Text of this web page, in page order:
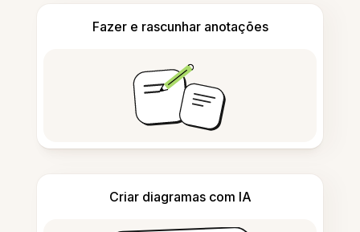
Fazer e rascunhar anotações
Criar diagramas com IA